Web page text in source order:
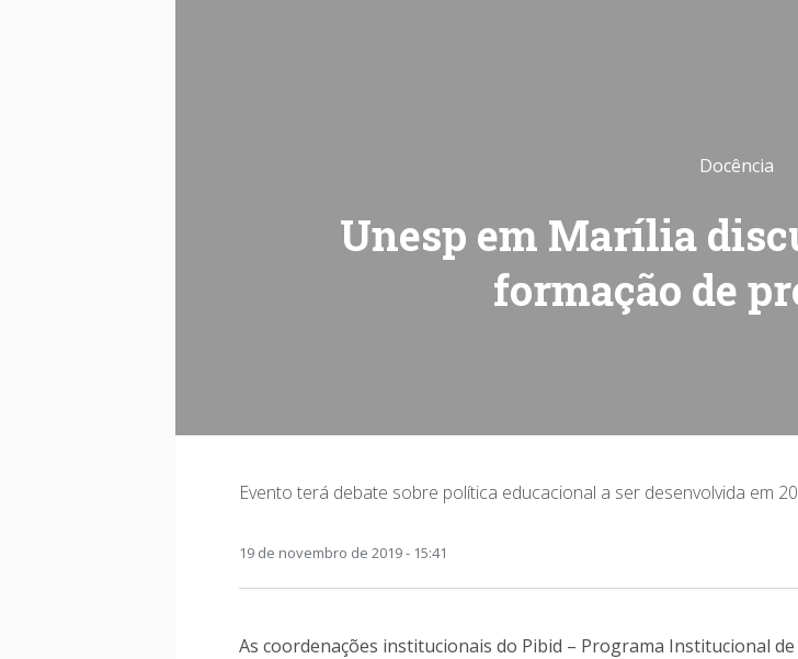
Docência
Unesp em Marília
formação de
Evento terá debate sobre política educacional a ser desenvolvida em
19 de novembro de 2019 - 15:41
As coordenações institucionais do Pibid – Programa Institucional